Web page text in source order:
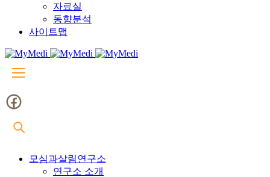
자료실
동향분석
사이트맵
모심과살림연구소
연구소 소개